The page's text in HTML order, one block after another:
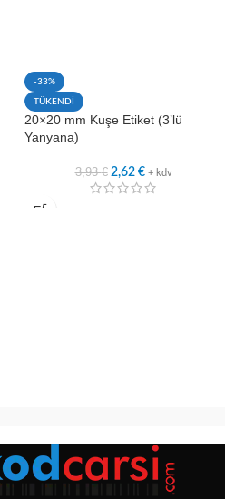
-33%
TÜKENDİ
20×20 mm Kuşe Etiket (3’lü
Yanyana)
3,93€ 2,62 € + kdv